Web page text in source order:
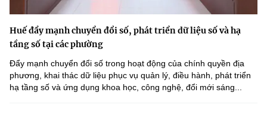
Huế đẩy mạnh chuyển đổi số, phát triển dữ liệu số và hạ
tầng số tại các phường
Đẩy mạnh chuyển đổi số trong hoạt động của chính quyền địa
phương, khai thác dữ liệu phục vụ quản lý, điều hành, phát triển
hạ tầng số và ứng dụng khoa học, công nghệ, đổi mới sáng...